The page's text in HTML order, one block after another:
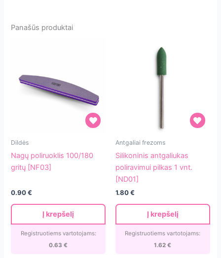
Panašūs produktai
Nagų
100/180
gritų
Dildės
Nagų poliruoklis 100/180
gritų [NF03]
0.90€
Į krepšelį
Registruotiems vartotojams:
0.63€
Silikoninis
pilkas
1
vnt.
[ND01]
Antgaliai frezoms
Silikoninis antgaliukas
poliravimui pilkas 1 vnt.
[ND01]
1.80€
Į krepšelį
Registruotiems vartotojams:
1.62€